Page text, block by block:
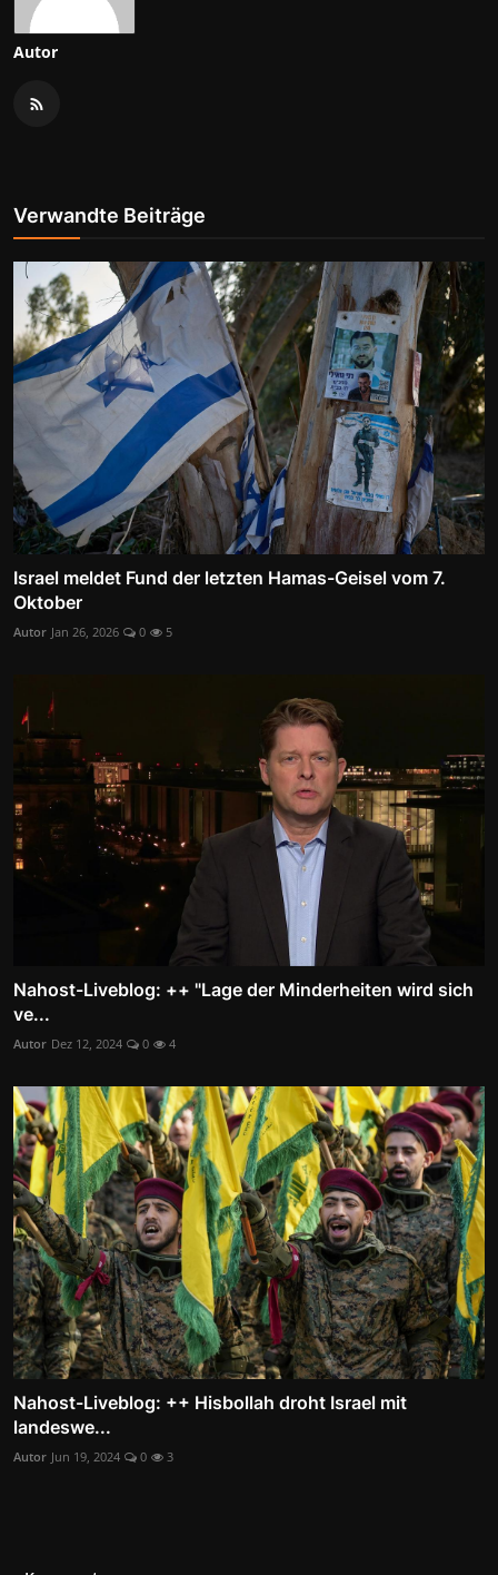
Autor
Verwandte Beiträge
Israel meldet Fund der letzten Hamas-Geisel vom 7.
Oktober
Autor Jan 26, 2026 0 5
Nahost-Liveblog: ++ "Lage der Minderheiten wird sich
ve...
Autor Dez 12, 2024 0 4
Nahost-Liveblog: ++ Hisbollah droht Israel mit
landeswe...
Autor Jun 19, 2024 0 3